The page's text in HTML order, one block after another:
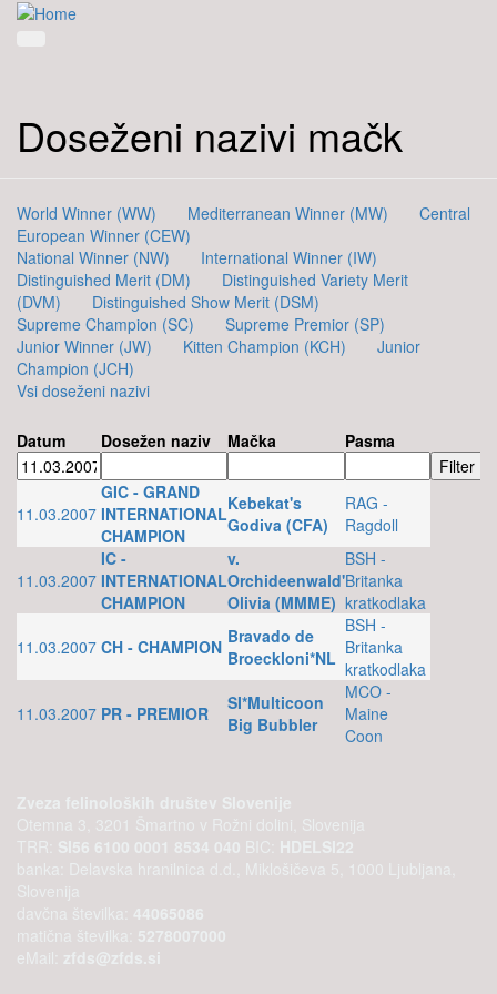
Doseženi nazivi mačk
World Winner (WW) Mediterranean Winner (MW)
Central
European Winner (CEW)
National Winner (NW)
International Winner (IW)
Distinguished Merit (DM)
Distinguished Variety Merit
(DVM)
Distinguished Show Merit (DSM)
Supreme Champion (SC)
Supreme Premior (SP)
Junior Winner (JW)
Kitten Champion (KCH)
Junior
Champion (JCH)
Vsi doseženi nazivi
Datum Dosežen naziv Mačka Pasma
11.03.2007
GIC - GRAND
INTERNATIONAL
CHAMPION
Kebekat's
Godiva (CFA)
RAG -
Ragdoll
11.03.2007
IC -
INTERNATIONAL
CHAMPION
v.
Orchideenwald'
Olivia (MMME)
BSH -
Britanka
kratkodlaka
11.03.2007 CH - CHAMPION Bravado de
Broeckloni*NL
BSH -
Britanka
kratkodlaka
11.03.2007 PR - PREMIOR
SI*Multicoon
Big Bubbler
MCO -
Maine
Coon